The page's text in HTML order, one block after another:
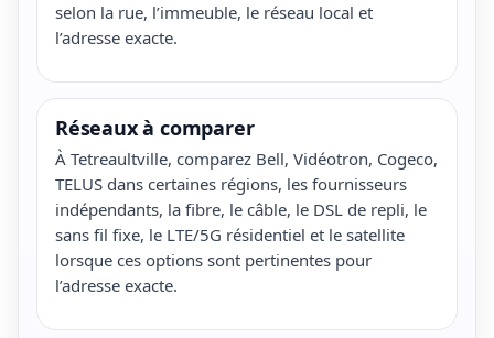
selon la rue, l’immeuble, le réseau local et
l’adresse exacte.
Réseaux à comparer
À Tetreaultville, comparez Bell, Vidéotron, Cogeco,
TELUS dans certaines régions, les fournisseurs
indépendants, la fibre, le câble, le DSL de repli, le
sans fil fixe, le LTE/5G résidentiel et le satellite
lorsque ces options sont pertinentes pour
l’adresse exacte.